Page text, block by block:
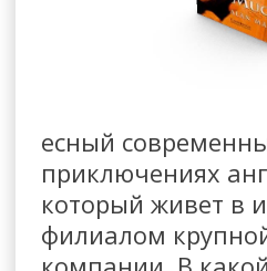
есный
приключениях
который живет в
филиалом